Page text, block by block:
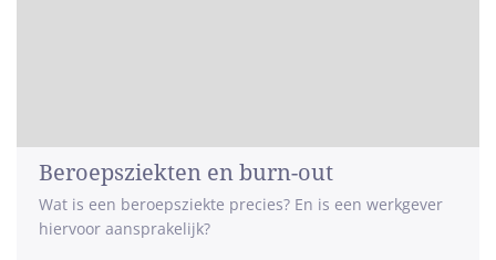
Beroepsziekten en burn-out
Wat is een beroepsziekte precies? En is een werkgever
hiervoor aansprakelijk?